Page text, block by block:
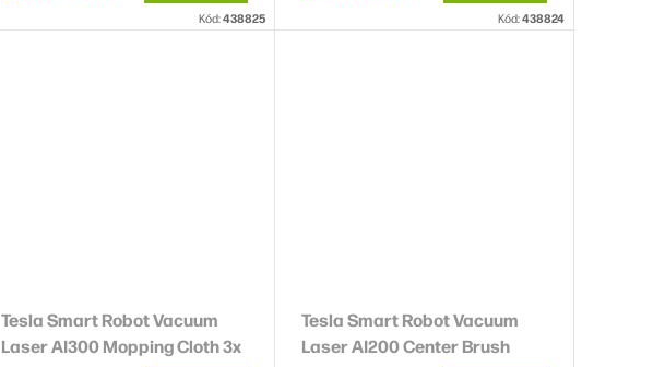
Kód:438825 Kód:438824
Tesla Smart Robot Vacuum
Laser AI300 Mopping Cloth 3x
Tesla Smart Robot Vacuum
Laser AI200 Center Brush